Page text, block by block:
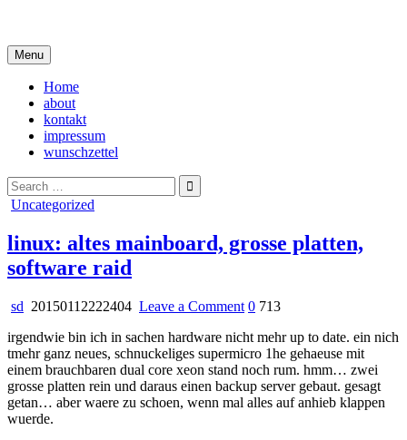
content
Menu
Home
about
kontakt
impressum
wunschzettel
Search
for:
Posted
Uncategorized
linux: altes mainboard, grosse platten,
software raid
sd 20150112222404 Leave a Commenton
altes
mainboard,
grosse
platten,
software
0 713
irgendwie bin ich in sachen hardware nicht mehr up to date. ein nich
tmehr ganz neues, schnuckeliges supermicro 1he gehaeuse mit
einem brauchbaren dual core xeon stand noch rum. hmm… zwei
grosse platten rein und daraus einen backup server gebaut. gesagt
getan… aber waere zu schoen, wenn mal alles auf anhieb klappen
wuerde.